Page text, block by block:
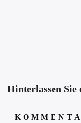
Hinterlassen Sie